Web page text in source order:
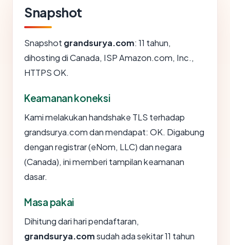
Snapshot
Snapshot grandsurya.com: 11 tahun,
dihosting di Canada, ISP Amazon.com, Inc.,
HTTPS OK.
Keamanan koneksi
Kami melakukan handshake TLS terhadap
grandsurya.com dan mendapat: OK. Digabung
dengan registrar (eNom, LLC) dan negara
(Canada), ini memberi tampilan keamanan
dasar.
Masa pakai
Dihitung dari hari pendaftaran,
grandsurya.comsudah ada sekitar 11 tahun